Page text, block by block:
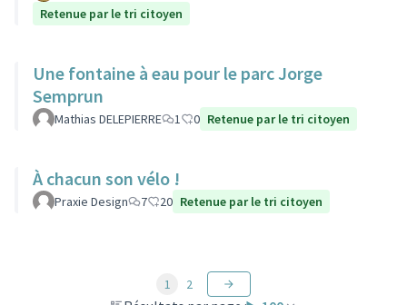
Retenue par le tri citoyen
Une fontaine à eau pour le parc Jorge
Semprun
Mathias DELEPIERRE 1 0 Retenue par le tri citoyen
À chacun son vélo !
Praxie Design 7 20 Retenue par le tri citoyen
1 2